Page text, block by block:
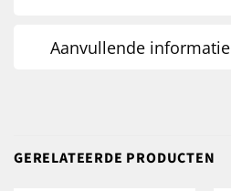
Aanvullende informatie
GERELATEERDE PRODUCTEN